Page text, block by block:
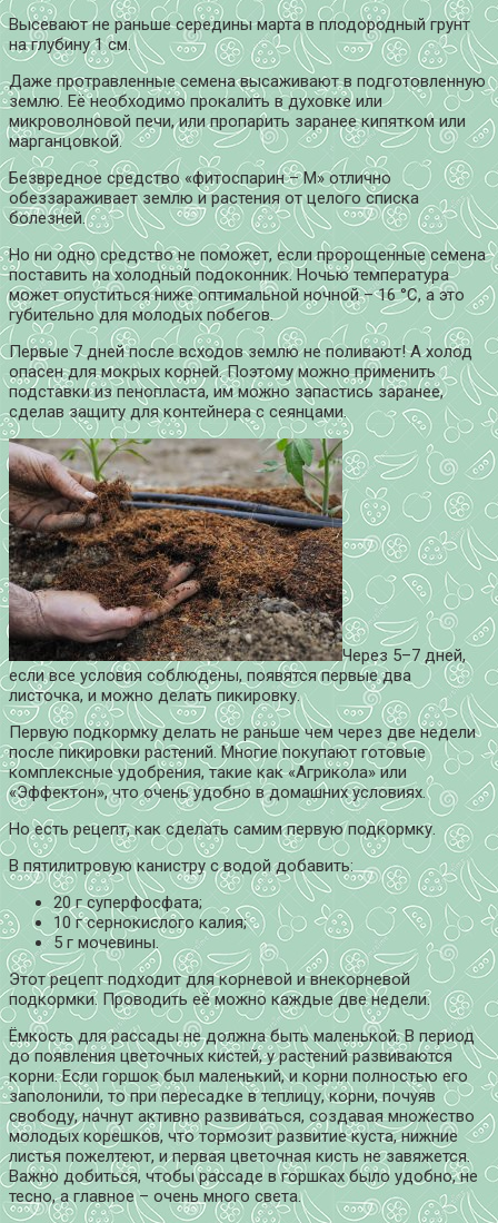
Высевают не раньше середины марта в плодородный грунт
на глубину 1 см.
Даже протравленные семена высаживают в подготовленную
землю. Её необходимо прокалить в духовке или
микроволновой печи, или пропарить заранее кипятком или
марганцовкой.
Безвредное средство «фитоспарин – М» отлично
обеззараживает землю и растения от целого списка
болезней.
Но ни одно средство не поможет, если пророщенные семена
поставить на холодный подоконник. Ночью температура
может опуститься ниже оптимальной ночной – 16 °C, а это
губительно для молодых побегов.
Первые 7 дней после всходов землю не поливают! А холод
опасен для мокрых корней. Поэтому можно применить
подставки из пенопласта, им можно запастись заранее,
сделав защиту для контейнера с сеянцами.
Через 5–7 дней,
если все условия соблюдены, появятся первые два
листочка, и можно делать пикировку.
Первую подкормку делать не раньше чем через две недели
после пикировки растений. Многие покупают готовые
комплексные удобрения, такие как «Агрикола» или
«Эффектон», что очень удобно в домашних условиях.
Но есть рецепт, как сделать самим первую подкормку.
В пятилитровую канистру с водой добавить:
20 г суперфосфата;
10 г сернокислого калия;
5 г мочевины.
Этот рецепт подходит для корневой и внекорневой
подкормки. Проводить её можно каждые две недели.
Ёмкость для рассады не должна быть маленькой. В период
до появления цветочных кистей, у растений развиваются
корни. Если горшок был маленький, и корни полностью его
заполонили, то при пересадке в теплицу, корни, почуяв
свободу, начнут активно развиваться, создавая множество
молодых корешков, что тормозит развитие куста, нижние
листья пожелтеют, и первая цветочная кисть не завяжется.
Важно добиться, чтобы рассаде в горшках было удобно, не
тесно, а главное – очень много света.